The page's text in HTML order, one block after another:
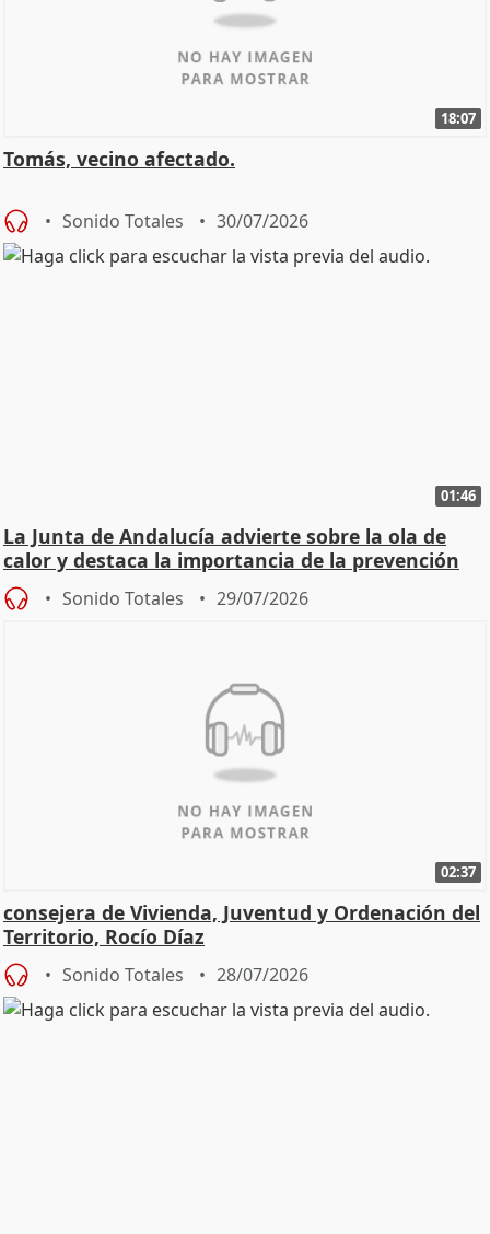
18:07
Tomás, vecino afectado.
Sonido Totales 30/07/2026
01:46
La Junta de Andalucía advierte sobre la ola de
calor y destaca la importancia de la prevención
Sonido Totales 29/07/2026
02:37
consejera de Vivienda, Juventud y Ordenación del
Territorio, Rocío Díaz
Sonido Totales 28/07/2026